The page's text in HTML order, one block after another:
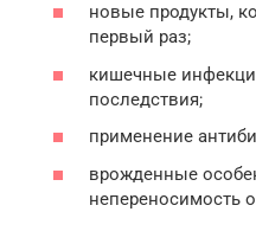
новые продукты,
первый раз;
кишечные
последствия;
применение
врожденные
непереносимость